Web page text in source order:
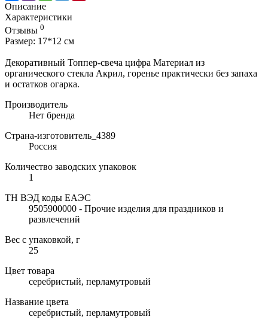
Описание
Характеристики
Отзывы 0
Размер: 17*12 см
Декоративный Топпер-свеча цифра Материал из
органического стекла Акрил, горенье практически без запаха
и остатков огарка.
Производитель
Нет бренда
Страна-изготовитель_4389
Россия
Количество заводских упаковок
1
ТН ВЭД коды ЕАЭС
9505900000 - Прочие изделия для праздников и
развлечений
Вес с упаковкой, г
25
Цвет товара
серебристый, перламутровый
Название цвета
серебристый, перламутровый